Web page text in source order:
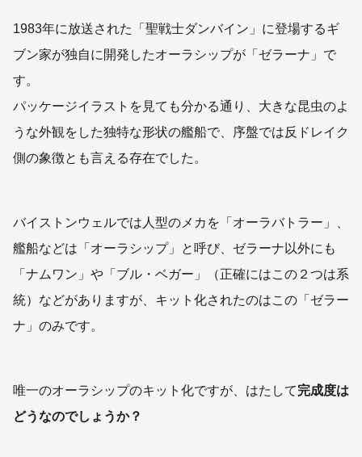
1983年に放送された「聖戦士ダンバイン」に登場するギ
ブン家が独自に開発したオーラシップが「ゼラーナ」で
す。
パッケージイラストを見ても分かる通り、大きな昆虫のよ
うな外観をした独特な形状の艦船で、序盤では反ドレイク
側の象徴とも言える存在でした。
バイストンウェルでは人型のメカを「オーラバトラー」、
艦船などは「オーラシップ」と呼び、ゼラーナ以外にも
「ナムワン」や「ブル・ベガー」（正確にはこの２つは系
統）などがありますが、キット化されたのはこの「ゼラー
ナ」のみです。
唯一のオーラシップのキット化ですが、はたして完成度は
どうなのでしょうか？